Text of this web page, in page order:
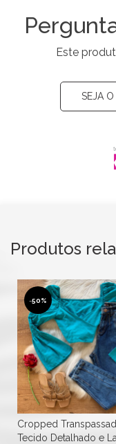
Este
SEJA O
Produtos
-50%
Cropped
Tecido Detalhado e